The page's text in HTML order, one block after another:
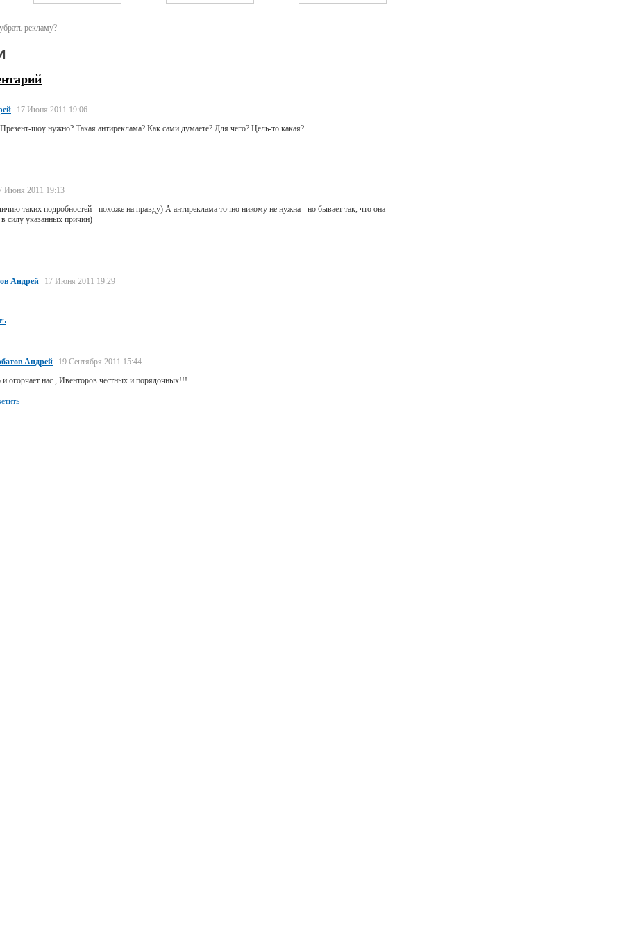
рекламу?
17 Июня 2011 19:06
шоу нужно? Такая антиреклама? Как сами думаете? Для чего? Цель-то какая?
Июня 2011 19:13
таких подробностей - похоже на правду) А антиреклама точно никому не нужна - но бывает так, что она
в силу указанных причин)
Андрей 17 Июня 2011 19:29
Андрей
19 Сентября 2011 15:44
и огорчает нас , Ивенторов честных и порядочных!!!